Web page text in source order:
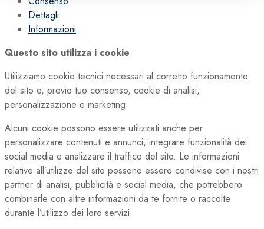
Dettagli
Informazioni
Questo sito utilizza i cookie
Utilizziamo cookie tecnici necessari al corretto funzionamento
del sito e, previo tuo consenso, cookie di analisi,
personalizzazione e marketing.
Alcuni cookie possono essere utilizzati anche per
personalizzare contenuti e annunci, integrare funzionalità dei
social media e analizzare il traffico del sito. Le informazioni
relative all’utilizzo del sito possono essere condivise con i nostri
partner di analisi, pubblicità e social media, che potrebbero
combinarle con altre informazioni da te fornite o raccolte
durante l’utilizzo dei loro servizi.